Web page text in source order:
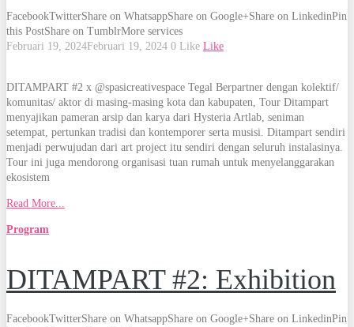
FacebookTwitterShare on WhatsappShare on Google+Share on LinkedinPin
this PostShare on TumblrMore services
Februari 19, 2024Februari 19, 2024 0 Like Like
DITAMPART #2 x @spasicreativespace Tegal Berpartner dengan kolektif/
komunitas/ aktor di masing-masing kota dan kabupaten, Tour Ditampart
menyajikan pameran arsip dan karya dari Hysteria Artlab, seniman
setempat, pertunkan tradisi dan kontemporer serta musisi. Ditampart sendiri
menjadi perwujudan dari art project itu sendiri dengan seluruh instalasinya.
Tour ini juga mendorong organisasi tuan rumah untuk menyelanggarakan
ekosistem
Read More...
Program
DITAMPART #2: Exhibition
FacebookTwitterShare on WhatsappShare on Google+Share on LinkedinPin